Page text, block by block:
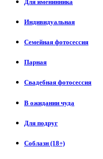
Для именинника
Индивидуальная
Семейная фотосессия
Парная
Свадебная фотосессия
В ожидании чуда
Для подруг
Соблазн (18+)